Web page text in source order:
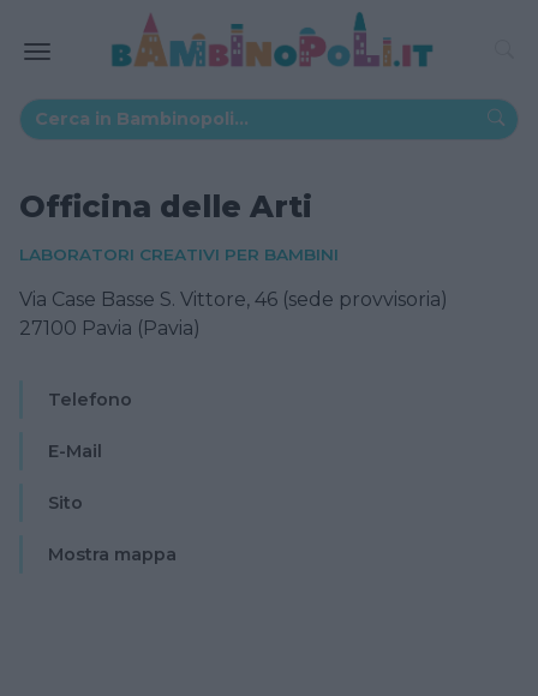
Officina delle Arti
LABORATORI CREATIVI PER BAMBINI
Via Case Basse S. Vittore, 46 (sede provvisoria)
27100 Pavia (Pavia)
Telefono
E-Mail
Sito
Mostra mappa